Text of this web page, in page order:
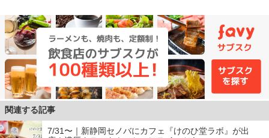
関連する記事
7/31〜｜新静岡セノバにカフェ『けのひ堂ラボ』が出